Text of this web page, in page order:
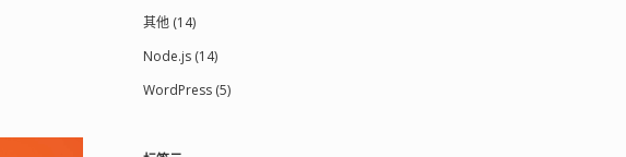
其他 (14)
Node.js (14)
WordPress (5)